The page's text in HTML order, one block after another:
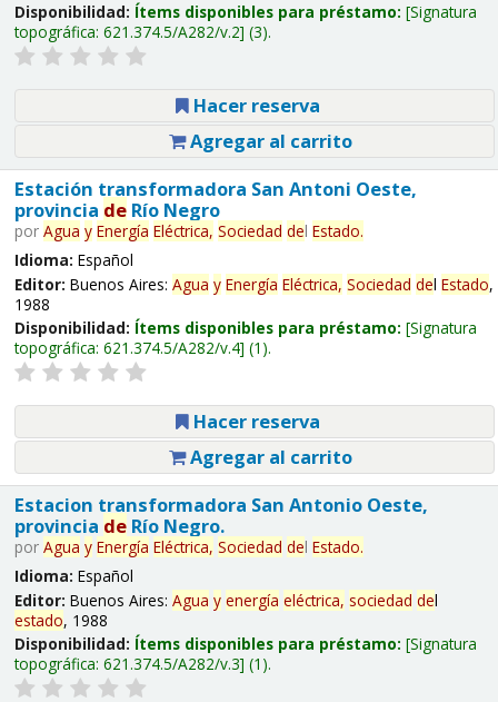
Disponibilidad: Ítems disponibles para préstamo: Signatura
topográfica: 621.374.5/A282/v.2 (3).
Hacer reserva
Agregar al carrito
Estación transformadora San Antoni Oeste,
provincia deRío Negro
por Agua y Energía Eléctrica, Sociedad del Estado.
Idioma: Español
Editor: Buenos Aires: Agua y Energía Eléctrica, Sociedad del Estado,
1988
Disponibilidad: Ítems disponibles para préstamo: Signatura
topográfica: 621.374.5/A282/v.4 (1).
Hacer reserva
Agregar al carrito
Estacion transformadora San Antonio Oeste,
provincia deRío Negro.
por Agua y Energía Eléctrica, Sociedad del Estado.
Idioma: Español
Editor: Buenos Aires: Agua y energía eléctrica, sociedad del
estado, 1988
Disponibilidad: Ítems disponibles para préstamo: Signatura
topográfica: 621.374.5/A282/v.3 (1).